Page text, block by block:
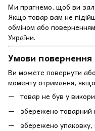
Ми прагнемо, щоб ви
Якщо товар вам не
обміном або
України.
Умови повернення
Ви можете повернути
моменту отримання,
товар не був у
збережено товарний
збережено упаковку,